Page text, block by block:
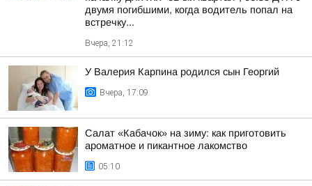
двумя погибшими, когда водитель попал на
встречку...
Вчера, 21:12
У Валерия Карпина родился сын Георгий
Вчера, 17:09
Салат «Кабачок» на зиму: как приготовить
ароматное и пикантное лакомство
05:10